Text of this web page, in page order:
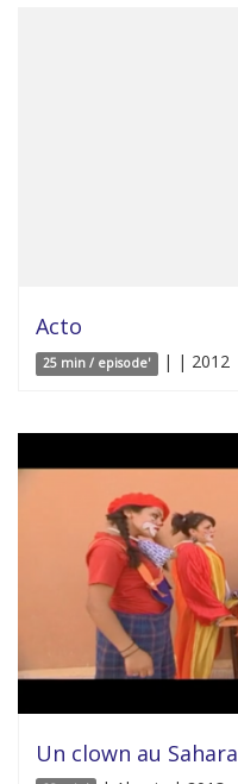
Acto
25 min / episode' | | 2012
Un clown au Sahara